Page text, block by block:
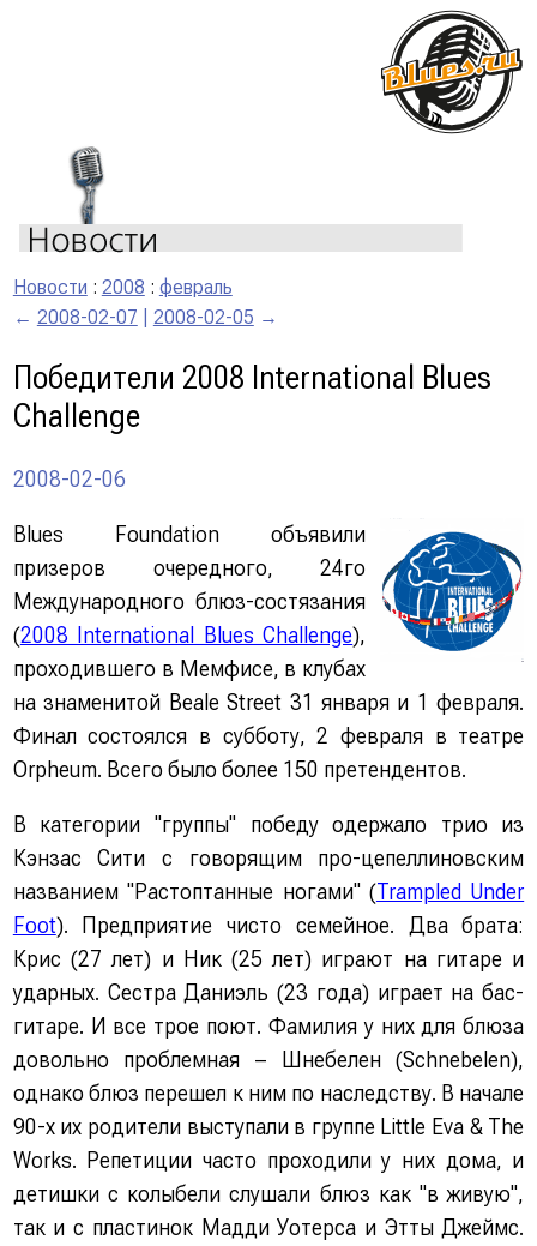
Новости : 2008 : февраль
← 2008-02-07 2008-02-05 →
Победители 2008 International Blues
Challenge
2008-02-06
Blues Foundation объявили
призеров очередного, 24го
Международного блюз-состязания
(2008 International Blues Challenge),
проходившего в Мемфисе, в клубах
на знаменитой Beale Street 31 января и 1 февраля.
Финал состоялся в субботу, 2 февраля в театре
Orpheum. Всего было более 150 претендентов.
В категории "группы" победу одержало трио из
Кэнзас Сити с говорящим про-цепеллиновским
названием "Растоптанные ногами" (Trampled Under
Foot). Предприятие чисто семейное. Два брата:
Крис (27 лет) и Ник (25 лет) играют на гитаре и
ударных. Сестра Даниэль (23 года) играет на бас-
гитаре. И все трое поют. Фамилия у них для блюза
довольно проблемная – Шнебелен (Schnebelen),
однако блюз перешел к ним по наследству. В начале
90-х их родители выступали в группе Little Eva & The
Works. Репетиции часто проходили у них дома, и
детишки с колыбели слушали блюз как "в живую",
так и с пластинок Мадди Уотерса и Этты Джеймс.